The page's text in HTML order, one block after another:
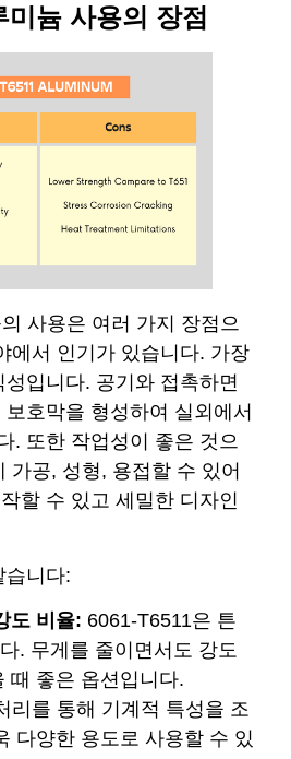
늄 사용의 장점
사용은 여러 가지 장점으
에서 인기가 있습니다. 가장
입니다. 공기와 접촉하면
호막을 형성하여 실외에서
. 또한 작업성이 좋은 것으
가공, 성형, 용접할 수 있어
할 수 있고 세밀한 디자인
습니다:
도 비율: 6061-T6511은 튼
. 무게를 줄이면서도 강도
때 좋은 옵션입니다.
리를 통해 기계적 특성을 조
다양한 용도로 사용할 수 있